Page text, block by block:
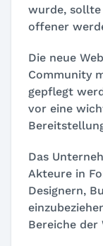
wurde,
offener
Die neue
Community
gepflegt
vor eine
Das
Akteure in
Designern,
Bereiche der